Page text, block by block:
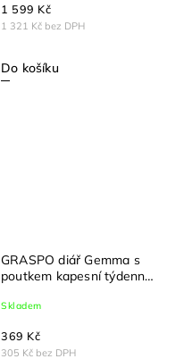
1 321 Kč bez DPH
1 599 Kč
Do košíku
GRASPO diář Gemma s
poutkem kapesní týdenní
Skladem
305 Kč bez DPH
369 Kč